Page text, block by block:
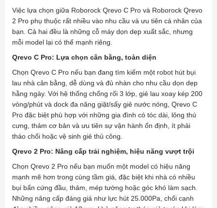
Việc lựa chọn giữa Roborock Qrevo C Pro và Roborock Qrevo
2 Pro phụ thuộc rất nhiều vào nhu cầu và ưu tiên cá nhân của
bạn. Cả hai đều là những cỗ máy dọn dẹp xuất sắc, nhưng
mỗi model lại có thế mạnh riêng.
Qrevo C Pro: Lựa chọn cân bằng, toàn diện
Chọn Qrevo C Pro nếu bạn đang tìm kiếm một robot hút bụi
lau nhà cân bằng, dễ dùng và đủ nhàn cho nhu cầu dọn dẹp
hằng ngày. Với hệ thống chống rối 3 lớp, giẻ lau xoay kép 200
vòng/phút và dock đa năng giặt/sấy giẻ nước nóng, Qrevo C
Pro đặc biệt phù hợp với những gia đình có tóc dài, lông thú
cưng, thảm cơ bản và ưu tiên sự vận hành ổn định, ít phải
tháo chổi hoặc vệ sinh giẻ thủ công.
Qrevo 2 Pro: Nâng cấp trải nghiệm, hiệu năng vượt trội
Chọn Qrevo 2 Pro nếu bạn muốn một model có hiệu năng
mạnh mẽ hơn trong cùng tầm giá, đặc biệt khi nhà có nhiều
bụi bẩn cứng đầu, thảm, mép tường hoặc góc khó làm sạch.
Những nâng cấp đáng giá như lực hút 25.000Pa, chổi cạnh